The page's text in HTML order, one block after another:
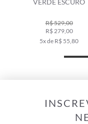
R$ 529,00
R$ 279,00
5x de R$ 55,80